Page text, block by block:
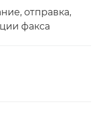
отправка,
факса